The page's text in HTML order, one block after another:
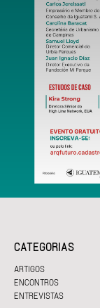
CATEGORIAS
ARTIGOS
ENCONTROS
ENTREVISTAS